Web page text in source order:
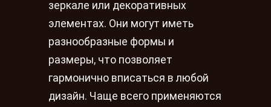
зеркале или декоративных
элементах. Они могут иметь
разнообразные формы и
размеры, что позволяет
гармонично вписаться в любой
дизайн. Чаще всего применяются